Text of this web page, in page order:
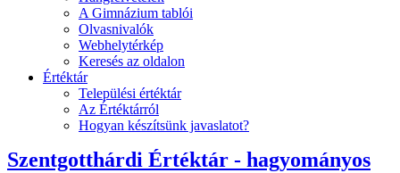
A Gimnázium tablói
Olvasnivalók
Webhelytérkép
Keresés az oldalon
Értéktár
Települési értéktár
Az Értéktárról
Hogyan készítsünk javaslatot?
Szentgotthárdi Értéktár - hagyományos